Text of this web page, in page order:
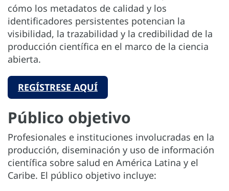
cómo los metadatos de calidad y los
identificadores persistentes potencian la
visibilidad, la trazabilidad y la credibilidad de la
producción científica en el marco de la ciencia
abierta.
REGÍSTRESE AQUÍ
Público objetivo
Profesionales e instituciones involucradas en la
producción, diseminación y uso de información
científica sobre salud en América Latina y el
Caribe. El público objetivo incluye: